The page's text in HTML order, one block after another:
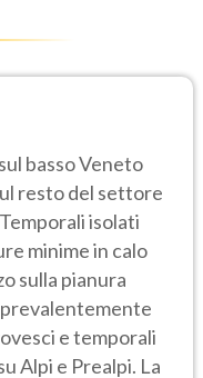
basso Veneto
resto del settore
isolati
minime in calo
sulla pianura
e temporali
Alpi e Prealpi. La